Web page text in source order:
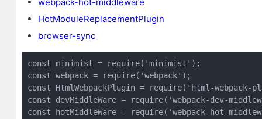
HotModuleReplacementPlugin
browser-sync
const minimist = require('minimist');
const webpack = require('webpack');
const HtmlWebpackPlugin = require('html-webpack-
const devMiddleWare = require('webpack-dev-
const hotMiddleWare = require('webpack-hot-